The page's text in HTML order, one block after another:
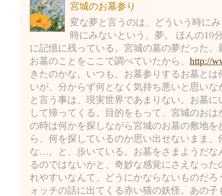
宮城のお墓参り
変な夢と言うのは、どういう時に
時にみないという、夢。 ほんの10
に記憶に残っている。宮城の墓の夢だった
お墓のことをここで調べていたから、 http://
きたのかな。いつも、お墓参りするお墓と
いが、分からず何となく気持ち悪いと思い
と言う事は、現実世界であまりない。お墓
して帰ってくる。目的をもって、宮城のお
の時は何かを探しながら宮城のお墓の敷地
ら、何を探しているのか思い出せないまま
な…。と、歩いている。お墓をさまようだな
るのではないかと、奇妙な感覚にさえなっ
れやすいなんて、どうにかならないものだ
ォッチの話に出てくる赤い猫の妖怪。あの